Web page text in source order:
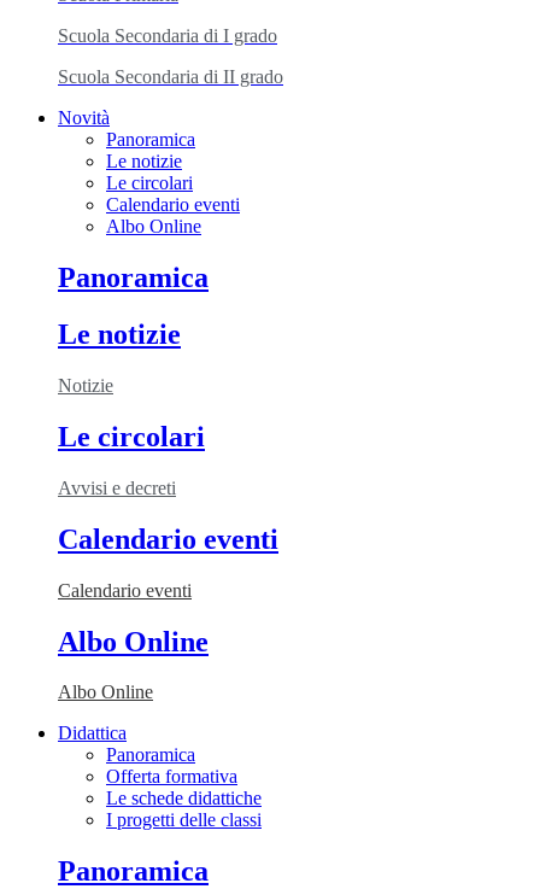
Scuola Secondaria di I grado
Scuola Secondaria di II grado
Novità
Panoramica
Le notizie
Le circolari
Calendario eventi
Albo Online
Panoramica
Le notizie
Notizie
Le circolari
Avvisi e decreti
Calendario eventi
Calendario eventi
Albo Online
Albo Online
Didattica
Panoramica
Offerta formativa
Le schede didattiche
I progetti delle classi
Panoramica